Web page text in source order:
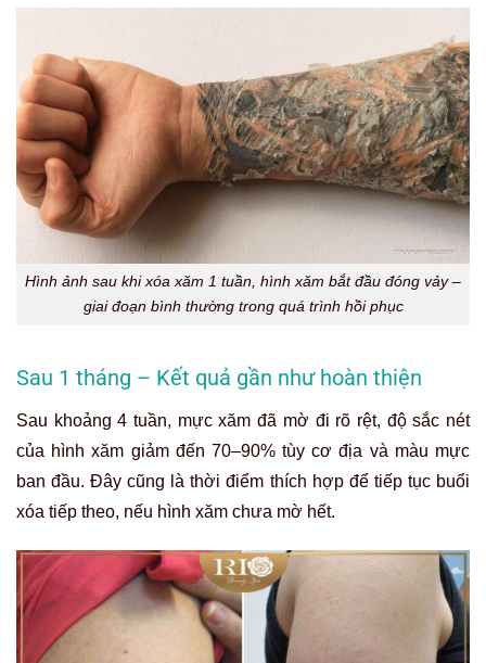
Hình ảnh sau khi xóa xăm 1 tuần, hình xăm bắt đầu đóng vảy –
giai đoạn bình thường trong quá trình hồi phục
Sau 1 tháng – Kết quả gần như hoàn thiện
Sau khoảng 4 tuần, mực xăm đã mờ đi rõ rệt, độ sắc nét
của hình xăm giảm đến 70–90% tùy cơ địa và màu mực
ban đầu. Đây cũng là thời điểm thích hợp để tiếp tục buổi
xóa tiếp theo, nếu hình xăm chưa mờ hết.